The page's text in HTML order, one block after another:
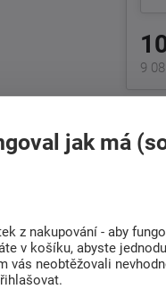
9
000
jak má
z nakupování - aby
v košíku, abyste
vás neobtěžovali